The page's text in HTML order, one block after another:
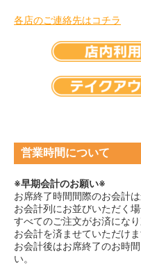
各店のご連絡先はコチラ
営業時間について
※早期会計のお願い※
お席終了時間間際のお会計は
お会計列にお並びいただく場
すべてのご注文がお済になり
お会計を済ませていただけま
お会計後はお席終了のお時
い。